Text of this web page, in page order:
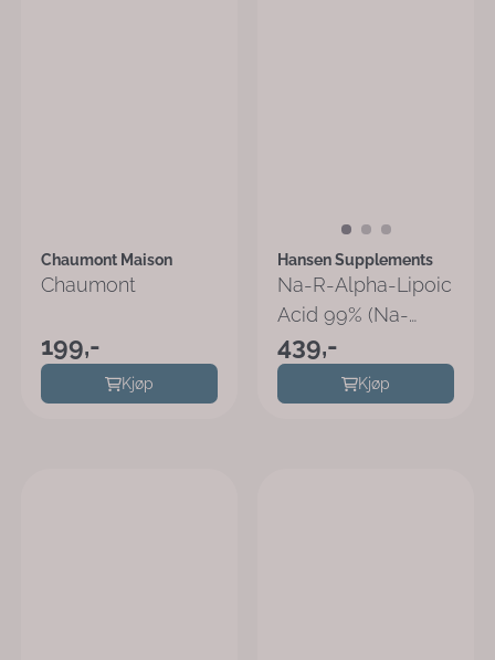
Chaumont Maison
Chaumont
199,-
Kjøp
Hansen Supplements
Na-R-Alpha-Lipoic
Acid 99% (Na-
RALA)
439,-
Kjøp